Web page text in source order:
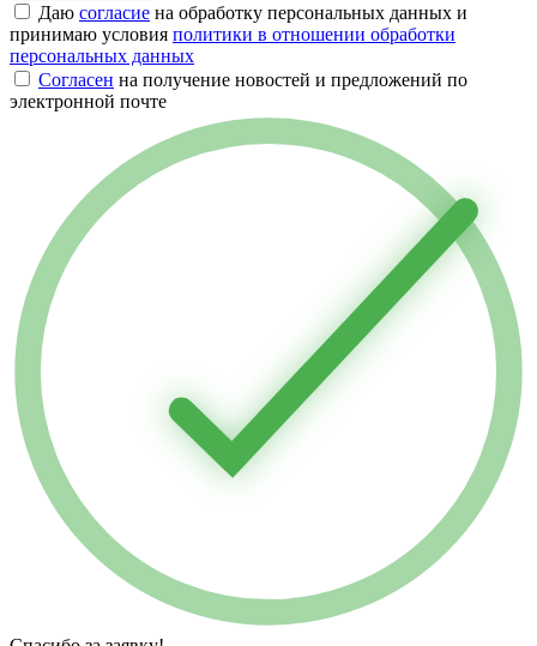
Даю согласие на обработку персональных данных и
принимаю условия политики в отношении обработки
персональных данных
Согласен на получение новостей и предложений по
электронной почте